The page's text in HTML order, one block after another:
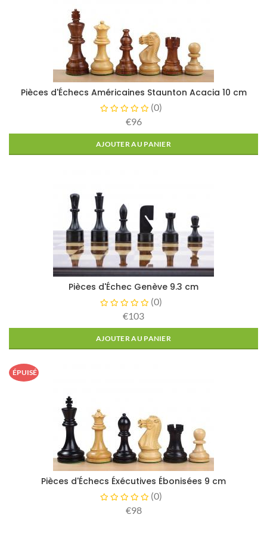
Pièces d'Échecs Américaines Staunton Acacia 10 cm
(0)
€96
AJOUTER AU PANIER
Pièces d'Échec Genève 9.3 cm
(0)
€103
AJOUTER AU PANIER
ÉPUISÉ
Pièces d'Échecs Éxécutives Ébonisées 9 cm
(0)
€98